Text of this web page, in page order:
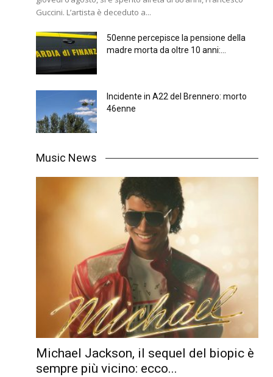
Guccini. L’artista è deceduto a...
50enne percepisce la pensione della
madre morta da oltre 10 anni:...
Incidente in A22 del Brennero: morto
46enne
Music News
Michael Jackson, il sequel del biopic è
sempre più vicino: ecco...